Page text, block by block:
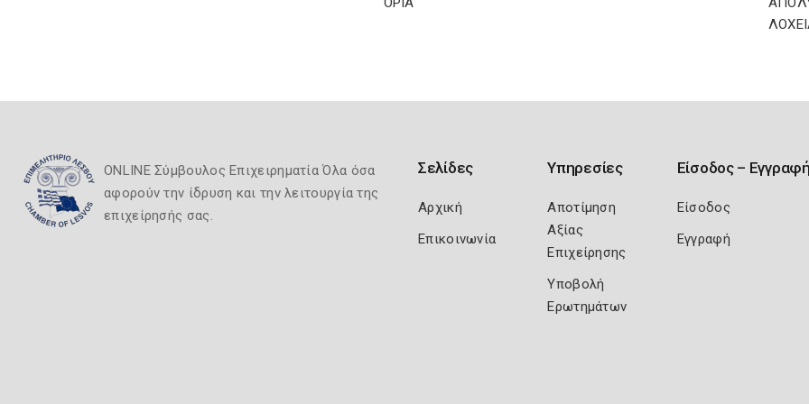
ONLINE Σύμβουλος Επιχειρηματία Όλα όσα
αφορούν την ίδρυση και την λειτουργία της
επιχείρησής σας.
Σελίδες
Αρχική
Επικοινωνία
Υπηρεσίες
Αποτίμηση
Αξίας
Επιχείρησης
Υποβολή
Ερωτημάτων
Είσοδος – Εγγραφή
Είσοδος
Εγγραφή